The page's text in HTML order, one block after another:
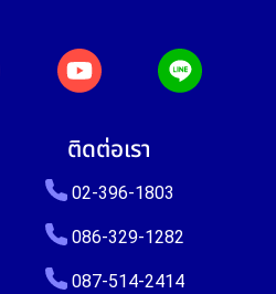
ติดต่อเรา
02-396-1803
086-329-1282
087-514-2414